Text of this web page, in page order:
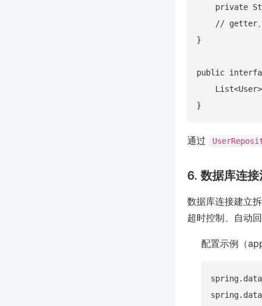
private
// getter
}
public
通过
6. 数据库连
数据库连接建立
超时控制、自动
配置示例（